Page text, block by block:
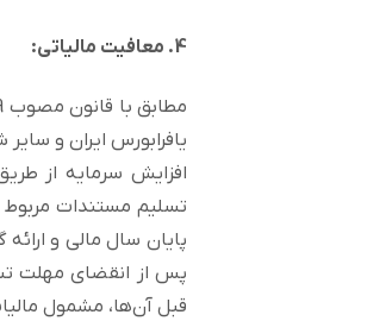
4. معافیت مالیاتی:
یافرابورس ایران و
افزایش سرمایه از
تسلیم مستندات
پایان سال مالی و
قبل آن‌ها، مشمول